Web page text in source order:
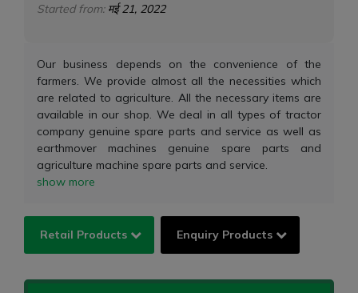
Started from: मई 21, 2022
Our business depends on the convenience of the
farmers. We provide almost all the necessities which
are related to agriculture. All the necessary items are
available in our shop. We deal in all types of tractor
company genuine spare parts and service as well as
earthmover machines genuine spare parts and
agriculture machine spare parts and service.
show more
Retail Products Enquiry Products